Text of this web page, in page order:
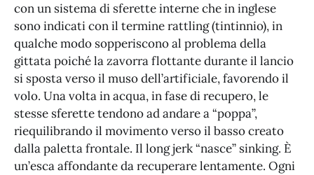
con un sistema di sferette interne che in inglese
sono indicati con il termine rattling (tintinnio), in
qualche modo sopperiscono al problema della
gittata poiché la zavorra flottante durante il lancio
si sposta verso il muso dell’artificiale, favorendo il
volo. Una volta in acqua, in fase di recupero, le
stesse sferette tendono ad andare a “poppa”,
riequilibrando il movimento verso il basso creato
dalla paletta frontale. Il long jerk “nasce” sinking. È
un’esca affondante da recuperare lentamente. Ogni